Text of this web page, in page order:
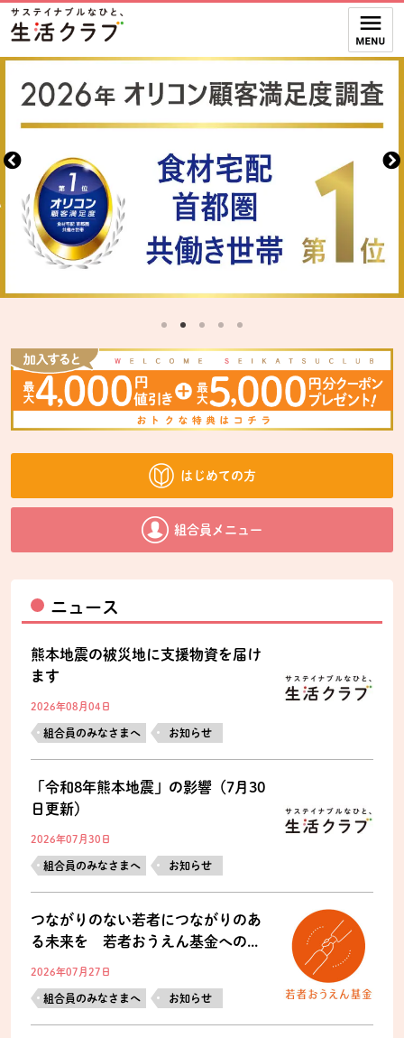
ページの先頭です。
本文へジャンプする。
ここからサイト内共通メニューです。
サイト内共通メニューをスキップする
サイト内共通メニューここまで。
別のウィンドウで開きます。
スライドの終了位置です。
はじめての方
組合員メニュー
ニュース
熊本地震の被災地に支援物資を届け
ます
2026年08月04日
組合員のみなさまへ お知らせ
「令和8年熊本地震」の影響（7月30
日更新）
2026年07月30日
組合員のみなさまへ お知らせ
つながりのない若者につながりのあ
る未来を 若者おうえん基金への...
2026年07月27日
組合員のみなさまへ お知らせ